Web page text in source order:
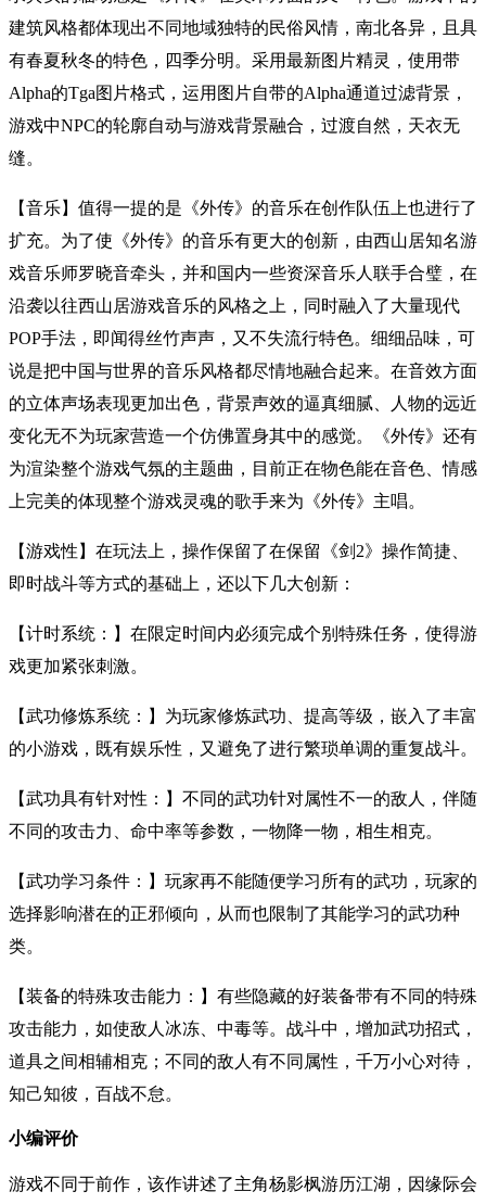
建筑风格都体现出不同地域独特的民俗风情，南北各异，且具
有春夏秋冬的特色，四季分明。采用最新图片精灵，使用带
Alpha的Tga图片格式，运用图片自带的Alpha通道过滤背景，
游戏中NPC的轮廓自动与游戏背景融合，过渡自然，天衣无
缝。
【音乐】值得一提的是《外传》的音乐在创作队伍上也进行了
扩充。为了使《外传》的音乐有更大的创新，由西山居知名游
戏音乐师罗晓音牵头，并和国内一些资深音乐人联手合璧，在
沿袭以往西山居游戏音乐的风格之上，同时融入了大量现代
POP手法，即闻得丝竹声声，又不失流行特色。细细品味，可
说是把中国与世界的音乐风格都尽情地融合起来。在音效方面
的立体声场表现更加出色，背景声效的逼真细腻、人物的远近
变化无不为玩家营造一个仿佛置身其中的感觉。《外传》还有
为渲染整个游戏气氛的主题曲，目前正在物色能在音色、情感
上完美的体现整个游戏灵魂的歌手来为《外传》主唱。
【游戏性】在玩法上，操作保留了在保留《剑2》操作简捷、
即时战斗等方式的基础上，还以下几大创新：
【计时系统：】在限定时间内必须完成个别特殊任务，使得游
戏更加紧张刺激。
【武功修炼系统：】为玩家修炼武功、提高等级，嵌入了丰富
的小游戏，既有娱乐性，又避免了进行繁琐单调的重复战斗。
【武功具有针对性：】不同的武功针对属性不一的敌人，伴随
不同的攻击力、命中率等参数，一物降一物，相生相克。
【武功学习条件：】玩家再不能随便学习所有的武功，玩家的
选择影响潜在的正邪倾向，从而也限制了其能学习的武功种
类。
【装备的特殊攻击能力：】有些隐藏的好装备带有不同的特殊
攻击能力，如使敌人冰冻、中毒等。战斗中，增加武功招式，
道具之间相辅相克；不同的敌人有不同属性，千万小心对待，
知己知彼，百战不怠。
小编评价
游戏不同于前作，该作讲述了主角杨影枫游历江湖，因缘际会